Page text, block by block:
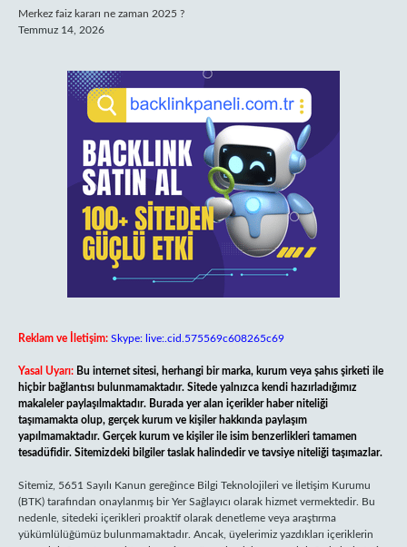
Merkez faiz kararı ne zaman 2025 ?
Temmuz 14, 2026
Reklam ve İletişim: Skype: live:.cid.575569c608265c69
Yasal Uyarı: Bu internet sitesi, herhangi bir marka, kurum veya şahıs şirketi ile
hiçbir bağlantısı bulunmamaktadır. Sitede yalnızca kendi hazırladığımız
makaleler paylaşılmaktadır. Burada yer alan içerikler haber niteliği
taşımamakta olup, gerçek kurum ve kişiler hakkında paylaşım
yapılmamaktadır. Gerçek kurum ve kişiler ile isim benzerlikleri tamamen
tesadüfidir. Sitemizdeki bilgiler taslak halindedir ve tavsiye niteliği taşımazlar.
Sitemiz, 5651 Sayılı Kanun gereğince Bilgi Teknolojileri ve İletişim Kurumu
(BTK) tarafından onaylanmış bir Yer Sağlayıcı olarak hizmet vermektedir. Bu
nedenle, sitedeki içerikleri proaktif olarak denetleme veya araştırma
yükümlülüğümüz bulunmamaktadır. Ancak, üyelerimiz yazdıkları içeriklerin